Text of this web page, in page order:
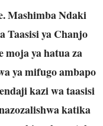
Mashimba Ndaki
Taasisi ya Chanjo
moja ya hatua za
ya mifugo ambapo
kazi wa taasisi
katika